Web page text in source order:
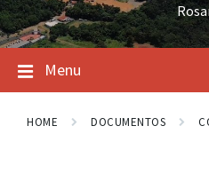
Menu
HOME DOCUMENTOS